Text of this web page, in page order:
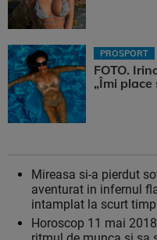
PROSPORT
FOTO.
„Îmi
Mireasa si-a pierdut
aventurat in infernul
intamplat la scurt
Horoscop 11 mai